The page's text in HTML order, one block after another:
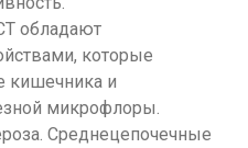
обладают
которые
кишечника и
микрофлоры.
Среднецепочечные